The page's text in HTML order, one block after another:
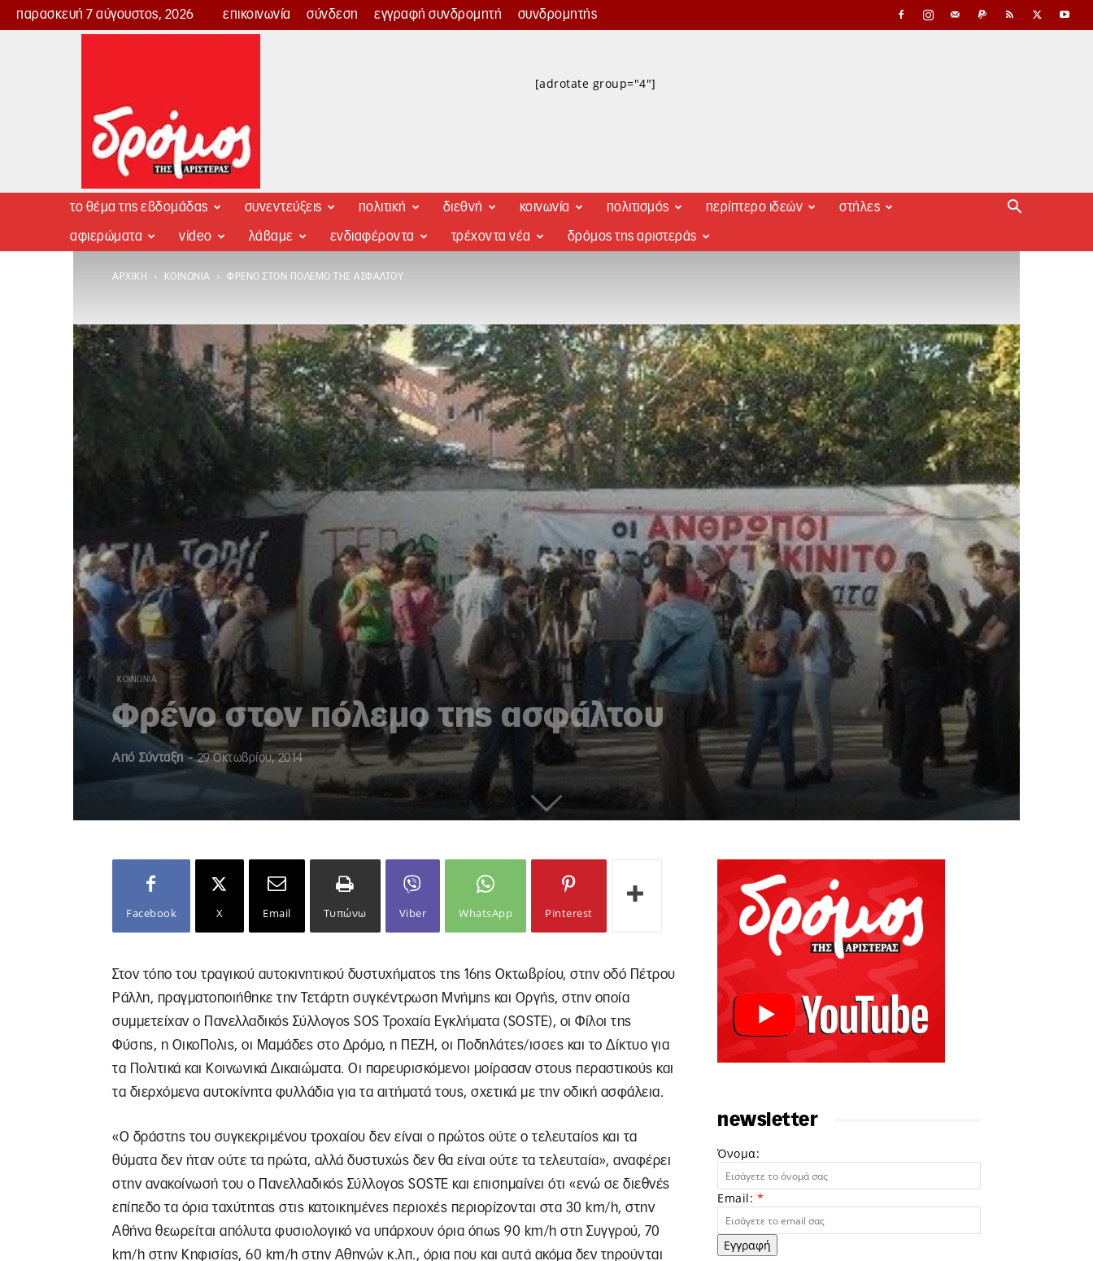
παρασκευή 7 αύγουστος, 2026 επικοινωνία σύνδεση εγγραφή συνδρομητή συνδρομητής
Δρόμος
[adrotate group="4"]
το θέμα της εβδομάδας συνεντεύξεις πολιτική διεθνή κοινωνία πολιτισμός περίπτερο ιδεών στήλες
αφιερώματα video λάβαμε ενδιαφέροντα τρέχοντα νέα δρόμος της αριστεράς
ΑΡΧΙΚΉ ΚΟΙΝΩΝΊΑ ΦΡΈΝΟ ΣΤΟΝ ΠΌΛΕΜΟ ΤΗΣ ΑΣΦΆΛΤΟΥ
ΚΟΙΝΩΝΊΑ
Φρένο στον πόλεμο της ασφάλτου
Από Σύνταξη - 29 Οκτωβρίου, 2014
Facebook X Email Τυπώνω Viber WhatsApp Pinterest
Στον τόπο του τραγικού αυτοκινητικού δυστυχήματος της 16ης Οκτωβρίου, στην οδό Πέτρου
Ράλλη, πραγματοποιήθηκε την Τετάρτη συγκέντρωση Μνήμης και Οργής, στην οποία
συμμετείχαν ο Πανελλαδικός Σύλλογος SOS Τροχαία Εγκλήματα (SOSTE), οι Φίλοι της
Φύσης, η ΟικοΠολις, οι Μαμάδες στο Δρόμο, η ΠΕΖΗ, οι Ποδηλάτες/ισσες και το Δίκτυο για
τα Πολιτικά και Κοινωνικά Δικαιώματα. Οι παρευρισκόμενοι μοίρασαν στους περαστικούς και
τα διερχόμενα αυτοκίνητα φυλλάδια για τα αιτήματά τους, σχετικά με την οδική ασφάλεια.
«Ο δράστης του συγκεκριμένου τροχαίου δεν είναι ο πρώτος ούτε ο τελευταίος και τα
θύματα δεν ήταν ούτε τα πρώτα, αλλά δυστυχώς δεν θα είναι ούτε τα τελευταία», αναφέρει
στην ανακοίνωσή του ο Πανελλαδικός Σύλλογος SOSTE και επισημαίνει ότι «ενώ σε διεθνές
επίπεδο τα όρια ταχύτητας στις κατοικημένες περιοχές περιορίζονται στα 30 km/h, στην
Αθήνα θεωρείται απόλυτα φυσιολογικό να υπάρχουν όρια όπως 90 km/h στη Συγγρού, 70
km/h στην Κηφισίας, 60 km/h στην Αθηνών κ.λπ., όρια που και αυτά ακόμα δεν τηρούνται
newsletter
Όνομα:
Email: *
Εγγραφή